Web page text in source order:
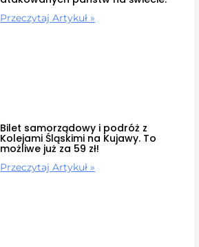
Przeczytaj Artykuł »
Bilet samorządowy i podróż z
Kolejami Śląskimi na Kujawy. To
możliwe już za 59 zł!
Przeczytaj Artykuł »